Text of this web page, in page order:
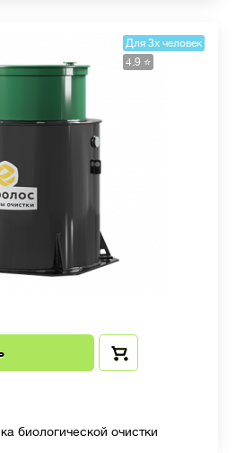
Для 3х человек
4.9 ⭐️
биологической очистки